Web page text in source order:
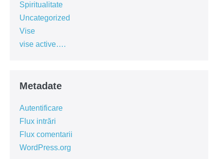
Spiritualitate
Uncategorized
Vise
vise active….
Metadate
Autentificare
Flux intrări
Flux comentarii
WordPress.org